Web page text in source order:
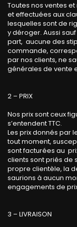
Toutes nos ventes
et effectuées aux
lesquelles sont de
y déroger. Aussi
part, aucune des
commande,
par nos clients, ne
générales de vente
2 – PRIX
Nos prix sont ceux
s’entendent TTC.
Les prix donnés par
tout moment,
sont facturées au
clients sont priés de
propre clientèle, la
saurions à aucun
engagements de
3 – LIVRAISON